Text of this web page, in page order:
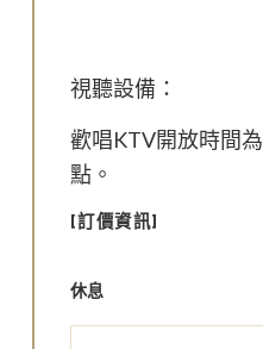
視聽設備：
歡唱KTV開放時間
點。
[訂價資訊]
休息